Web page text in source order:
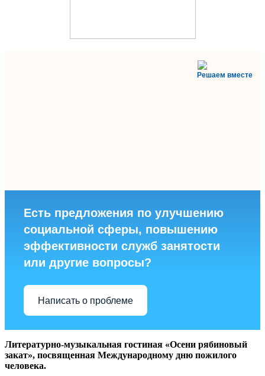
Решаем вместе
Есть предложения по улучшению
социальной сферы, повышению
эффективности служб занятости
или другие вопросы?
Написать о проблеме
Литературно-музыкальная гостиная «Осени рябиновый
закат», посвященная Международному дню пожилого
человека.